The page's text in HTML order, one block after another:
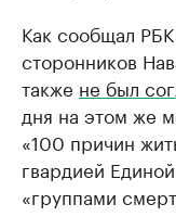
Как сообщал
сторонников
также не был
дня на этом же
«100 причин
гвардией
«группами